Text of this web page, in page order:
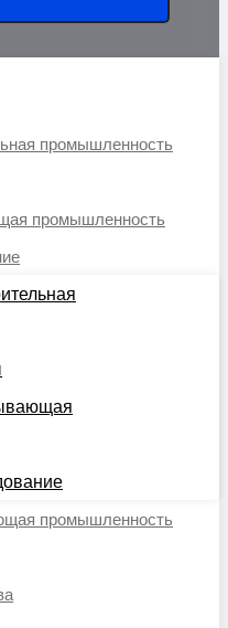
промышленность
промышленность
промышленность